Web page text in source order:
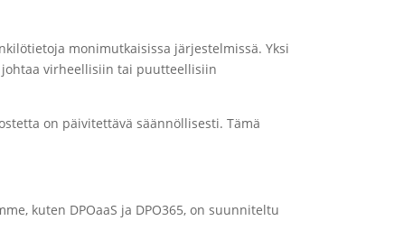
monimutkaisissa järjestelmissä. Yksi
virheellisiin tai puutteellisiin
on päivitettävä säännöllisesti. Tämä
kuten DPOaaS ja DPO365, on suunniteltu